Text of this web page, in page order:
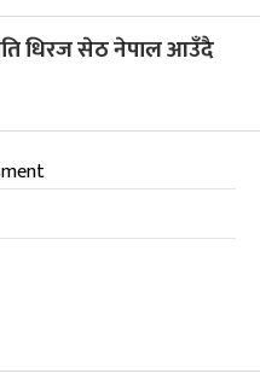
धिरज सेठ नेपाल आउँदै